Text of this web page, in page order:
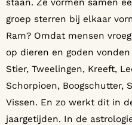
staan. Ze vormen samen
groep sterren bij elkaar
Ram? Omdat mensen
op dieren en goden
Stier, Tweelingen, Kreeft,
Schorpioen, Boogschutter,
Vissen. En zo werkt dit in
jaargetijden. In de